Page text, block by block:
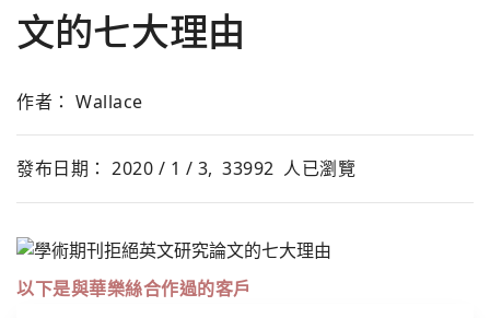
文的七大理由
作者： Wallace
發布日期： 2020 / 1 / 3, 33992 人已瀏覽
以下是與華樂絲合作過的客戶